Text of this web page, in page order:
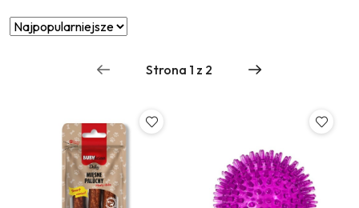
Zastosowano
Najpopularniejsze.
Sortuj